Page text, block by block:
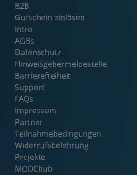
B2B
Gutschein einlösen
Intro
AGBs
Datenschutz
Hinweisgebermeldestelle
Barrierefreiheit
Support
FAQs
Impressum
Partner
Teilnahmebedingungen
Widerrufsbelehrung
Projekte
MOOChub